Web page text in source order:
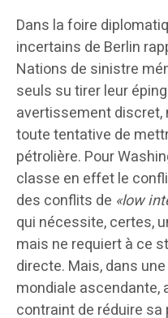
Dans la foire
incertains de Berlin
Nations de sinistre
seuls su tirer leur
avertissement
toute tentative de
pétrolière. Pour
classe en effet le
des conflits de «low
qui nécessite, certes,
mais ne requiert à ce
directe. Mais, dans
mondiale ascendante,
contraint de réduire sa